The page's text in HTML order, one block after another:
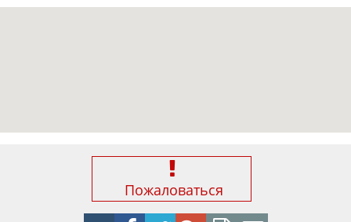
Пожаловаться